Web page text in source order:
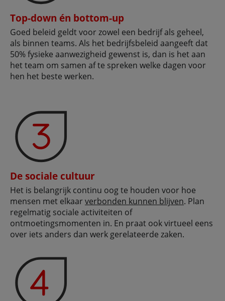
Top-down én bottom-up
Goed beleid geldt voor zowel een bedrijf als geheel,
als binnen teams. Als het bedrijfsbeleid aangeeft dat
50% fysieke aanwezigheid gewenst is, dan is het aan
het team om samen af te spreken welke dagen voor
hen het beste werken.
De sociale cultuur
Het is belangrijk continu oog te houden voor hoe
mensen met elkaarverbonden kunnen blijven. Plan
regelmatig sociale activiteiten of
ontmoetingsmomenten in. En praat ook virtueel eens
over iets anders dan werk gerelateerde zaken.